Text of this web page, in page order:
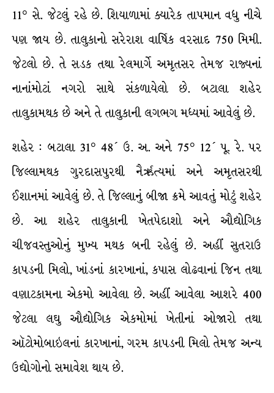
11° સે. જેટલું રહે છે. શિયાળામાં ક્યારેક તાપમાન વધુ નીચે
પણ જાય છે. તાલુકાનો સરેરાશ વાર્ષિક વરસાદ 750 મિમી.
જેટલો છે. તે સડક તથા રેલમાર્ગે અમૃતસર તેમજ રાજ્યનાં
નાનાંમોટાં નગરો સાથે સંકળાયેલો છે. બટાલા શહેર
તાલુકામથક છે અને તે તાલુકાની લગભગ મધ્યમાં આવેલું છે.
શહેર : બટાલા 31° 48´ ઉ. અ. અને 75° 12´ પૂ. રે. પર
જિલ્લામથક ગુરદાસપુરથી નૈર્ઋત્યમાં અને અમૃતસરથી
ઈશાનમાં આવેલું છે. તે જિલ્લાનું બીજા ક્રમે આવતું મોટું શહેર
છે. આ શહેર તાલુકાની ખેતપેદાશો અને ઔદ્યોગિક
ચીજવસ્તુઓનું મુખ્ય મથક બની રહેલું છે. અહીં સુતરાઉ
કાપડની મિલો, ખાંડનાં કારખાનાં, કપાસ લોઢવાનાં જિન તથા
વણાટકામના એકમો આવેલા છે. અહીં આવેલા આશરે 400
જેટલા લઘુ ઔદ્યોગિક એકમોમાં ખેતીનાં ઓજારો તથા
ઑટોમોબાઇલનાં કારખાનાં, ગરમ કાપડની મિલો તેમજ અન્ય
ઉદ્યોગોનો સમાવેશ થાય છે.